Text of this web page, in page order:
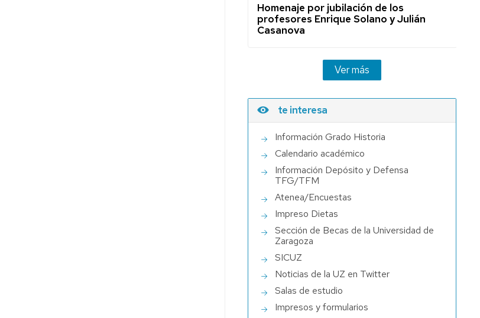
Homenaje por jubilación de los
profesores Enrique Solano y Julián
Casanova
Ver más
te interesa
Información Grado Historia
Calendario académico
Información Depósito y Defensa
TFG/TFM
Atenea/Encuestas
Impreso Dietas
Sección de Becas de la Universidad de
Zaragoza
SICUZ
Noticias de la UZ en Twitter
Salas de estudio
Impresos y formularios